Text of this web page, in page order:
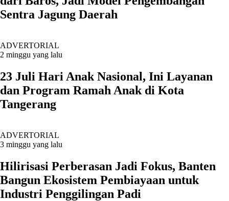
Sentra Jagung Daerah
ADVERTORIAL
2 minggu yang lalu
23 Juli Hari Anak Nasional, Ini Layanan
dan Program Ramah Anak di Kota
Tangerang
ADVERTORIAL
3 minggu yang lalu
Hilirisasi Perberasan Jadi Fokus, Banten
Bangun Ekosistem Pembiayaan untuk
Industri Penggilingan Padi